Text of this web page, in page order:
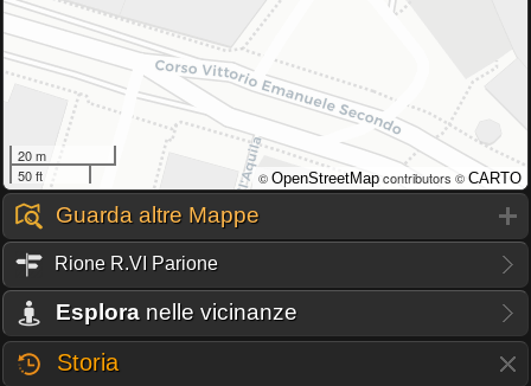
20 m
50 ft
© OpenStreetMap contributors © CARTO
Guarda altre Mappe
Rione R.VI Parione
Esplora nelle vicinanze
Storia